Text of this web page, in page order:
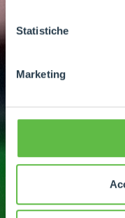
GDPR abbiamo
Statistiche
Marketing